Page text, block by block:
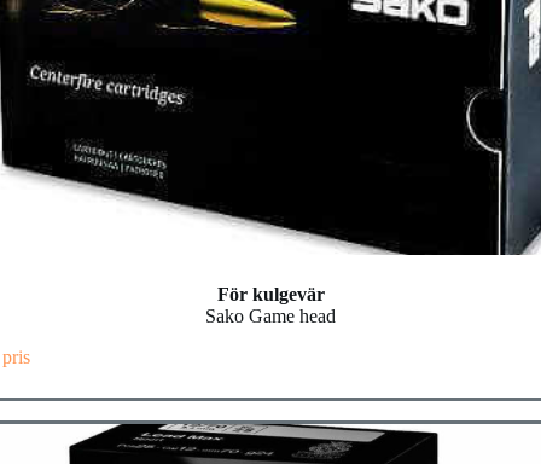
För kulgevär
Sako Game head